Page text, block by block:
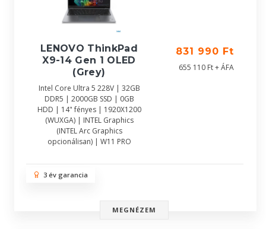
LENOVO ThinkPad
X9-14 Gen 1 OLED
(Grey)
Intel Core Ultra 5 228V | 32GB
DDR5 | 2000GB SSD | 0GB
HDD | 14" fényes | 1920X1200
(WUXGA) | INTEL Graphics
(INTEL Arc Graphics
opcionálisan) | W11 PRO
831 990 Ft
655 110 Ft + ÁFA
3 év garancia
MEGNÉZEM